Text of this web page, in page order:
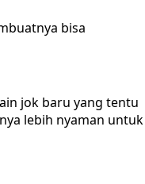
bisa
jok baru yang tentu
lebih nyaman untuk